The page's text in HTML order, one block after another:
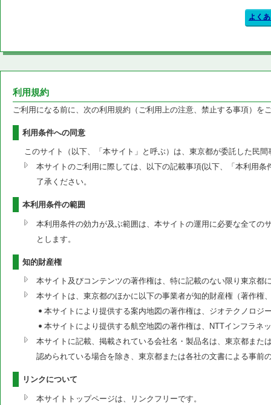
よく
利用規約
ご利用になる前に、次の利用規約（ご利用上の注意、禁止する事項）を
利用条件への同意
このサイト（以下、「本サイト」と呼ぶ）は、東京都が委託した民
本サイトのご利用に際しては、以下の記載事項(以下、「本利用
了承ください。
本利用条件の範囲
本利用条件の効力が及ぶ範囲は、本サイトの運用に必要な全て
とします。
知的財産権
本サイト及びコンテンツの著作権は、特に記載のない限り東京
本サイトは、東京都のほかに以下の事業者が知的財産権（著作権
本サイトにより提供する案内地図の著作権は、ジオテクノロジ
本サイトにより提供する航空地図の著作権は、NTTインフラネ
本サイトに記載、掲載されている会社名・製品名は、東京都ま
認められている場合を除き、東京都または各社の文書による事前
リンクについて
本サイトトップページは、リンクフリーです。